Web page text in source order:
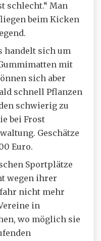
schlecht.“ Man
beim Kicken
handelt sich um
mit
sich aber
schnell Pflanzen
schwierig zu
bei Frost
Geschätze
Euro.
Sportplätze
wegen ihrer
nicht mehr
in
wo möglich sie